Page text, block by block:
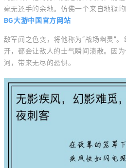
毫无还手的余地。仿佛一个来自地狱
BG大游中国官方网站
敌军闻之色变，将他称为“战场幽灵”
开，都会让敌人的士气瞬间溃散。因
河，带来无尽的恐惧。